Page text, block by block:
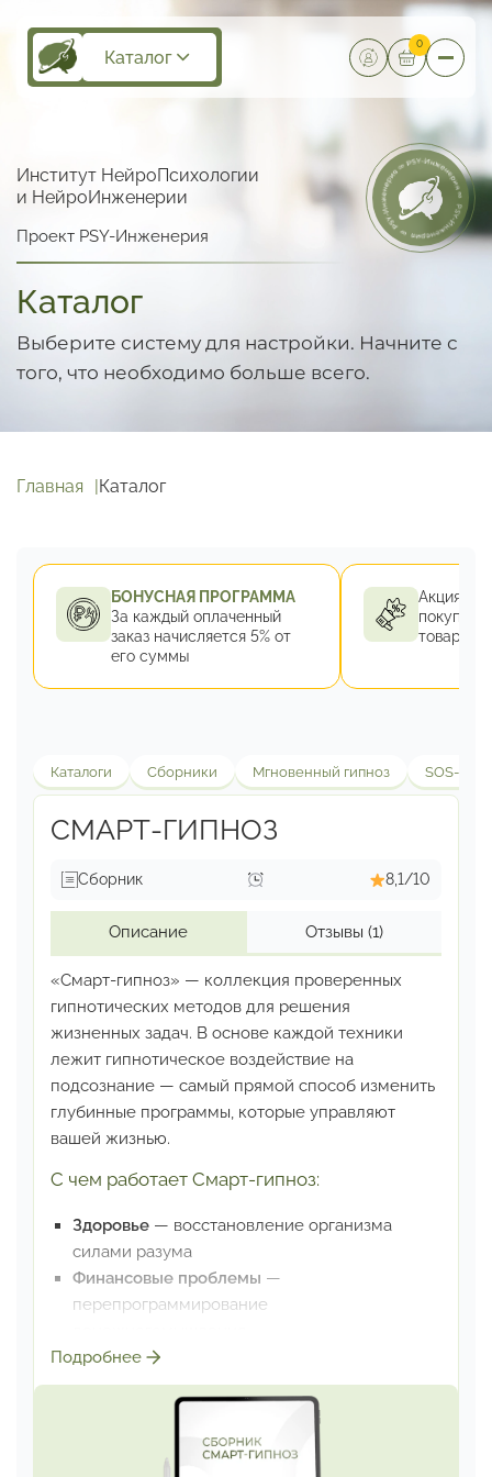
Каталог
0
Институт НейроПсихологии
и НейроИнженерии
Проект PSY-Инженерия
Каталог
Выберите систему для настройки. Начните с
того, что необходимо больше всего.
Главная Каталог
БОНУСНАЯ ПРОГРАММА
За каждый оплаченный
заказ начисляется 5% от
его суммы
Акция 1+1
покупке
товар за
Каталоги Сборники Мгновенный гипноз SOS-
СМАРТ-ГИПНОЗ
Сборник 8,1/10
Описание Отзывы (1)
«Смарт-гипноз» — коллекция проверенных
гипнотических методов для решения
жизненных задач. В основе каждой техники
лежит гипнотическое воздействие на
подсознание — самый прямой способ изменить
глубинные программы, которые управляют
вашей жизнью.
С чем работает Смарт-гипноз:
Здоровье — восстановление организма
силами разума
Финансовые проблемы —
перепрограммирование
Лишний вес
паттернов на уровне подсознания
Травмы прошлого
— освобождение от
разрушительных воспоминаний
Красота и привлекательность
— раскрытие
Подробнее